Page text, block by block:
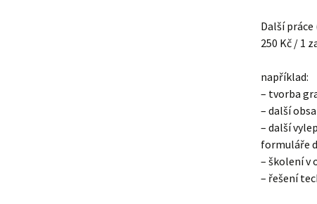
Další
250 Kč / 1
například:
– tvorba
– další
– další
formuláře
– školení v
– řešení